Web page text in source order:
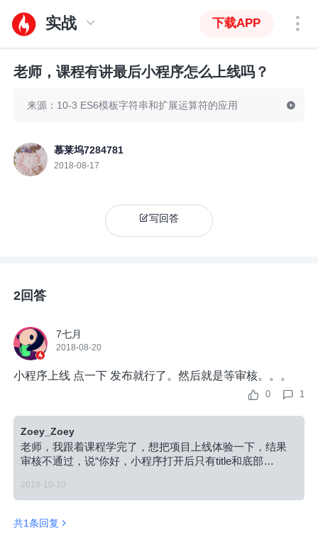
实战 下载APP
老师，课程有讲最后小程序怎么上线吗？
来源：10-3 ES6模板字符串和扩展运算符的应用
慕莱坞7284781
2018-08-17
写回答
2回答
7七月
2018-08-20
小程序上线 点一下 发布就行了。然后就是等审核。。。
0 1
Zoey_Zoey
老师，我跟着课程学完了，想把项目上线体验一下，结果
审核不通过，说“你好，小程序打开后只有title和底部
内容后再提交代码审核。”，请问老师，您当时是咋通过的
呀
2018-10-10
共1条回复